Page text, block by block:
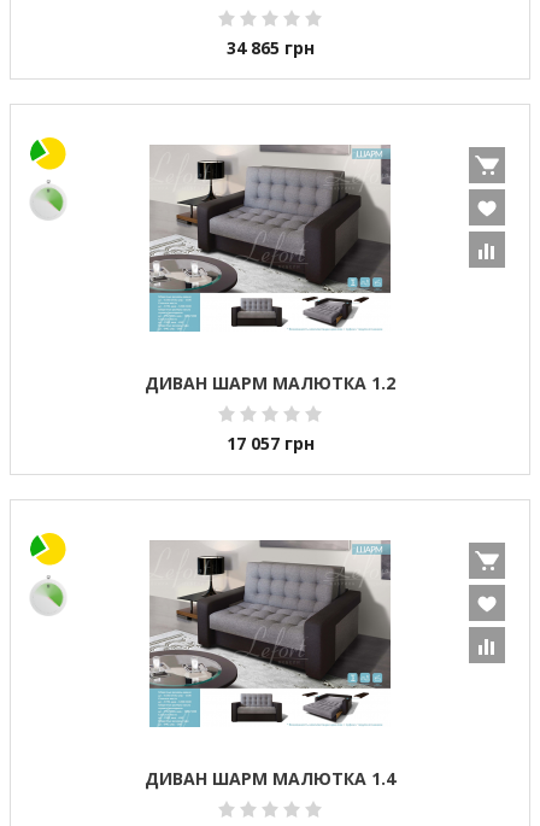
34 865 грн
ДИВАН ШАРМ МАЛЮТКА 1.2
17 057 грн
ДИВАН ШАРМ МАЛЮТКА 1.4